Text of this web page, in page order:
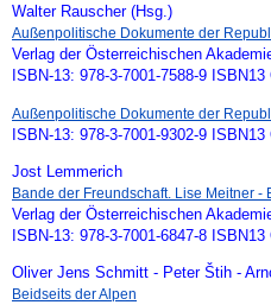
Walter Rauscher (Hsg.)
Außenpolitische Dokumente der
Verlag der Österreichischen
ISBN-13: 978-3-7001-7588-9
Außenpolitische Dokumente der
ISBN-13: 978-3-7001-9302-9
Jost Lemmerich
Bande der Freundschaft. Lise Meitner
Verlag der Österreichischen
ISBN-13: 978-3-7001-6847-8
Oliver Jens Schmitt - Peter Štih -
Beidseits der Alpen